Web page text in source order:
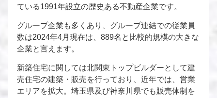
ている1991年設立の歴史ある不動産企業です。
グループ企業も多くあり、グループ連結での従業員
数は2024年4月現在は、889名と比較的規模の大きな
企業と言えます。
新築住宅に関しては北関東トップビルダーとして建
売住宅の建築・販売を行っており、近年では、営業
エリアを拡大。埼玉県及び神奈川県でも販売体制を